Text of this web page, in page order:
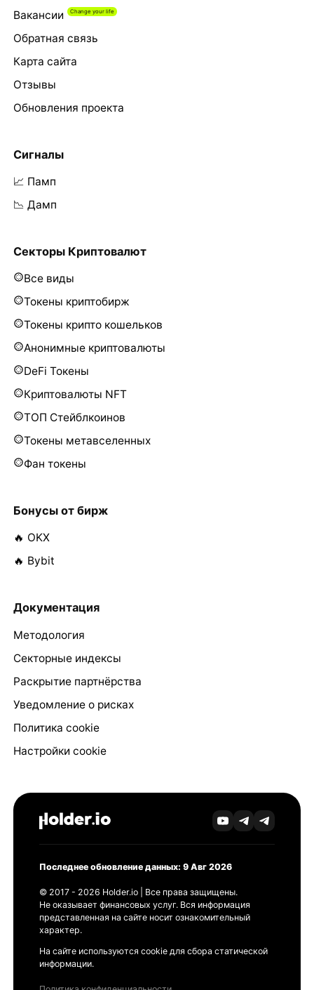
Вакансии
Обратная связь
Карта сайта
Отзывы
Обновления проекта
Сигналы
📈 Памп
📉 Дамп
Секторы Криптовалют
Все виды
Токены криптобирж
Токены крипто кошельков
Анонимные криптовалюты
DeFi Токены
Криптовалюты NFT
ТОП Стейблкоинов
Токены метавселенных
Фан токены
Бонусы от бирж
🔥 OKX
🔥 Bybit
Документация
Методология
Секторные индексы
Раскрытие партнёрства
Уведомление о рисках
Политика cookie
Настройки cookie
Последнее обновление данных: 9 Авг 2026
© 2017 - 2026 Holder.io | Все права защищены.
Не оказывает финансовых услуг. Вся информация
представленная на сайте носит ознакомительный
характер.
На сайте используются cookie для сбора статической
информации.